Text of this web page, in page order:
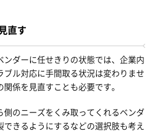
直す
ンダーに任せきりの状態では、企業内
ブル対応に手間取る状況は変わりませ
係を見直すことも必要です。
側のニーズをくみ取ってくれるベンダ
きるようにするなどの選択肢も考え